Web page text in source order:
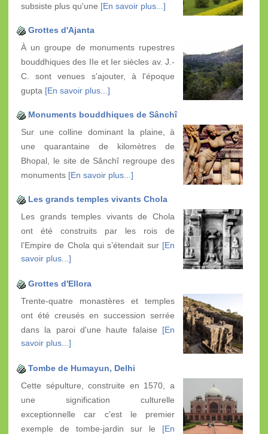
subsiste plus qu'une [En savoir plus...]
Grottes d'Ajanta
À un groupe de monuments rupestres
bouddhiques des IIe et Ier siècles av. J.-
C. sont venues s'ajouter, à l'époque
gupta [En savoir plus...]
Monuments bouddhiques de Sânchî
Sur une colline dominant la plaine, à
une quarantaine de kilomètres de
Bhopal, le site de Sânchî regroupe des
monuments [En savoir plus...]
Les grands temples vivants Chola
Les grands temples vivants de Chola
ont été construits par les rois de
l’Empire de Chola qui s’étendait sur [En
savoir plus...]
Grottes d'Ellora
Trente-quatre monastères et temples
ont été creusés en succession serrée
dans la paroi d'une haute falaise [En
savoir plus...]
Tombe de Humayun, Delhi
Cette sépulture, construite en 1570, a
une signification culturelle
exceptionnelle car c'est le premier
exemple de tombe-jardin sur le [En